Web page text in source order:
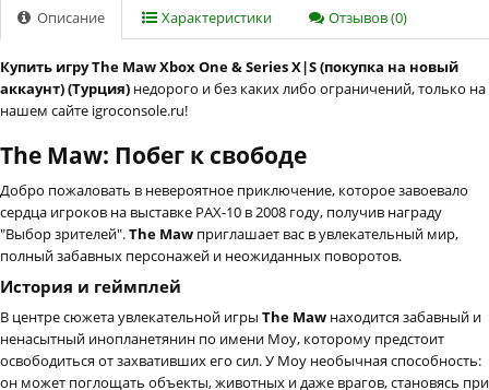
Описание Характеристики Отзывов (0)
Купить игру The Maw Xbox One & Series X|S (покупка на новый
аккаунт) (Турция) недорого и без каких либо ограничений, только на
нашем сайте igroconsole.ru!
The Maw: Побег к свободе
Добро пожаловать в невероятное приключение, которое завоевало
сердца игроков на выставке PAX-10 в 2008 году, получив награду
"Выбор зрителей".The Maw приглашает вас в увлекательный мир,
полный забавных персонажей и неожиданных поворотов.
История и геймплей
В центре сюжета увлекательной игры The Maw находится забавный и
ненасытный инопланетянин по имени Моу, которому предстоит
освободиться от захвативших его сил. У Моу необычная способность:
он может поглощать объекты, животных и даже врагов, становясь при